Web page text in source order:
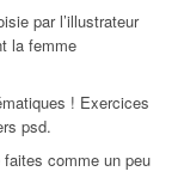
par l’illustrateur
la femme
! Exercices
psd.
faites comme un peu